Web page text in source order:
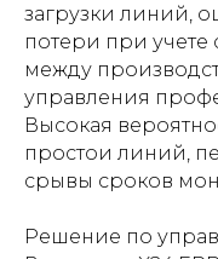
загрузки линий,
потери при учете
между
управления
Высокая
простои линий,
срывы сроков
Решение по